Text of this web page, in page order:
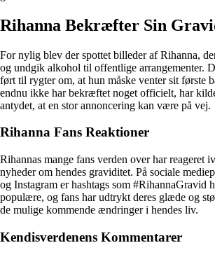
Rihanna Bekræfter Sin
For nylig blev der spottet billeder af Rihanna,
og undgik alkohol til offentlige arrangementer.
ført til rygter om, at hun måske venter sit første
endnu ikke har bekræftet noget officielt, har
antydet, at en stor annoncering kan være på vej.
Rihanna Fans Reaktioner
Rihannas mange fans verden over har reageret
nyheder om hendes graviditet. På sociale
og Instagram er hashtags som #RihannaGravid
populære, og fans har udtrykt deres glæde og
de mulige kommende ændringer i hendes liv.
Kendisverdenens Kommentarer